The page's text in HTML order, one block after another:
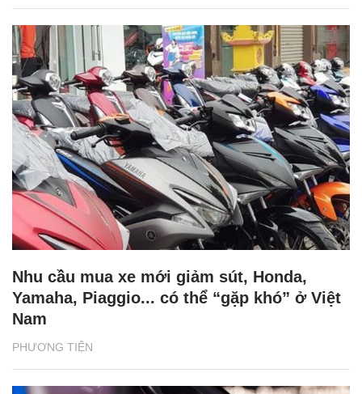
PHƯƠNG TIỆN
Nhu cầu mua xe mới giảm sút, Honda,
Yamaha, Piaggio... có thể “gặp khó” ở Việt
Nam